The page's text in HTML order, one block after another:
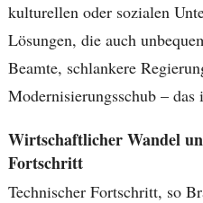
kulturellen oder sozialen
Lösungen, die auch
Beamte, schlankere
Modernisierungsschub – das
Wirtschaftlicher Wandel
Fortschritt
Technischer Fortschritt, so